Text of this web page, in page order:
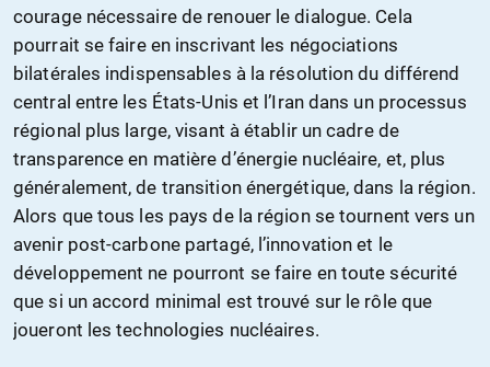
courage nécessaire de renouer le dialogue. Cela
pourrait se faire en inscrivant les négociations
bilatérales indispensables à la résolution du différend
central entre les États-Unis et l’Iran dans un processus
régional plus large, visant à établir un cadre de
transparence en matière d’énergie nucléaire, et, plus
généralement, de transition énergétique, dans la région.
Alors que tous les pays de la région se tournent vers un
avenir post-carbone partagé, l’innovation et le
développement ne pourront se faire en toute sécurité
que si un accord minimal est trouvé sur le rôle que
joueront les technologies nucléaires.